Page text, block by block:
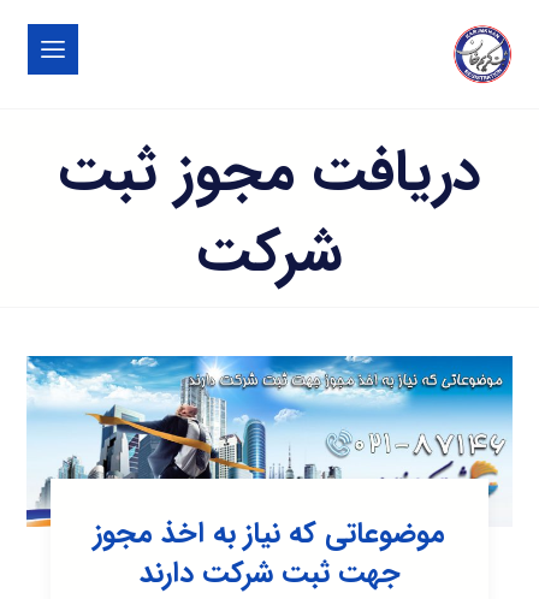
دریافت مجوز ثبت
شرکت
موضوعاتی که نیاز به اخذ مجوز
جهت ثبت شرکت دارند